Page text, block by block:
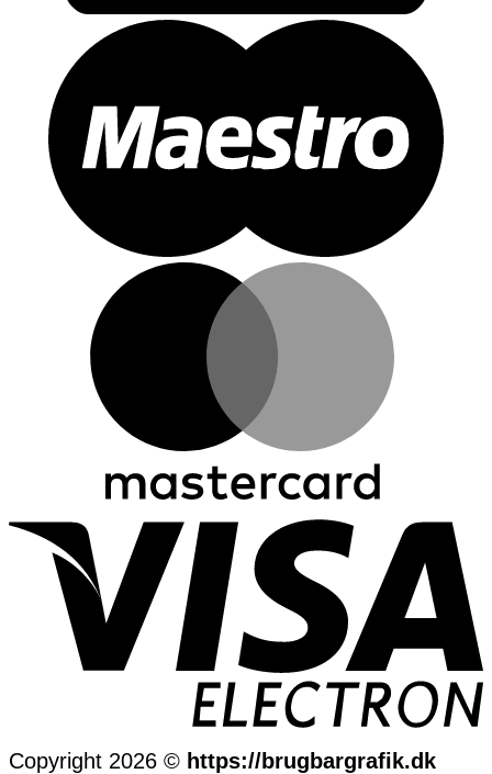
Copyright 2026 © https://brugbargrafik.dk